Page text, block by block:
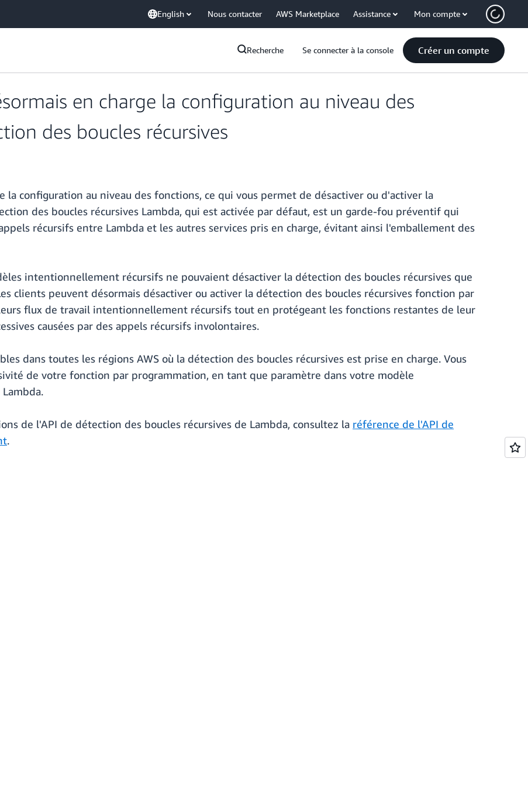
English Nous contacter AWS Marketplace Assistance Mon compte
Recherche Se connecter à la console Créer un compte
en charge la configuration au niveau des
des boucles récursives
la configuration au niveau des fonctions, ce qui vous permet de désactiver ou d'activer la
des boucles récursives Lambda, qui est activée par défaut, est un garde-fou préventif qui
récursifs entre Lambda et les autres services pris en charge, évitant ainsi l'emballement des
intentionnellement récursifs ne pouvaient désactiver la détection des boucles récursives que
clients peuvent désormais désactiver ou activer la détection des boucles récursives fonction par
flux de travail intentionnellement récursifs tout en protégeant les fonctions restantes de leur
causées par des appels récursifs involontaires.
dans toutes les régions AWS où la détection des boucles récursives est prise en charge. Vous
de votre fonction par programmation, en tant que paramètre dans votre modèle
de l'API de détection des boucles récursives de Lambda, consultez la référence de l'API de
.